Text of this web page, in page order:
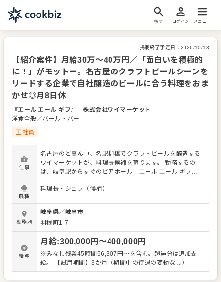
探す ログイン メニュー
掲載終了予定日： 2026/10/13
【紹介案件】月給30万～40万円／「面白いを積極的
に！」がモットー。名古屋のクラフトビールシーンを
リードする企業で自社醸造のビールに合う料理をおま
かせ◎月8日休
『エール エール ギフ』 ｜株式会社ワイマーケット
洋食全般／バール・バー
正社員
仕事
名古屋のど真ん中、名駅柳橋でクラフトビールを醸造する
ワイマーケットが、料理長候補を募ります。 勤務するの
は、岐阜駅からすぐのビアホール「エール エール ギフ
（YELL!ALE!!GIFU）」。歴史あるダンスホールをリノベー
ションした寛ぎの空間。自社製造のクラフトビールはもち
おり、ビール党の大人の社交場になっています。 当社は、
もともと、飲食店にお酒を卸す酒販店からスタート。そこ
から、クラフトビールを提供する飲食店の運営やクラフト
ビールの自社醸造へと展開してまいりました。 【主な仕事
内容】 メニューはイタリアンを中心にさまざまなジャンル
のメニューがラインナップしています。 だから調理経験が
ジャンルは問わず。前職を活かして、ご活躍していただけ
キッチン、調理場の全体管理 ・厳選した肉や魚、野菜など
職種
料理長・シェフ（候補）
勤務地
岐阜県／岐阜市
羽根町1-7
給与
月給:300,000円〜400,000円
※みなし残業45時間56,307円～を含む。超過分は追加支
給。 【試用期間】3か月（期間中の待遇の変動なし）